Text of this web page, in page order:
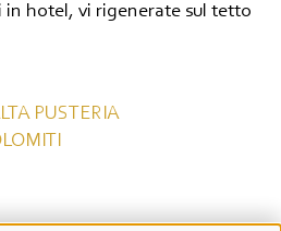
hotel, vi rigenerate sul tetto
PUSTERIA